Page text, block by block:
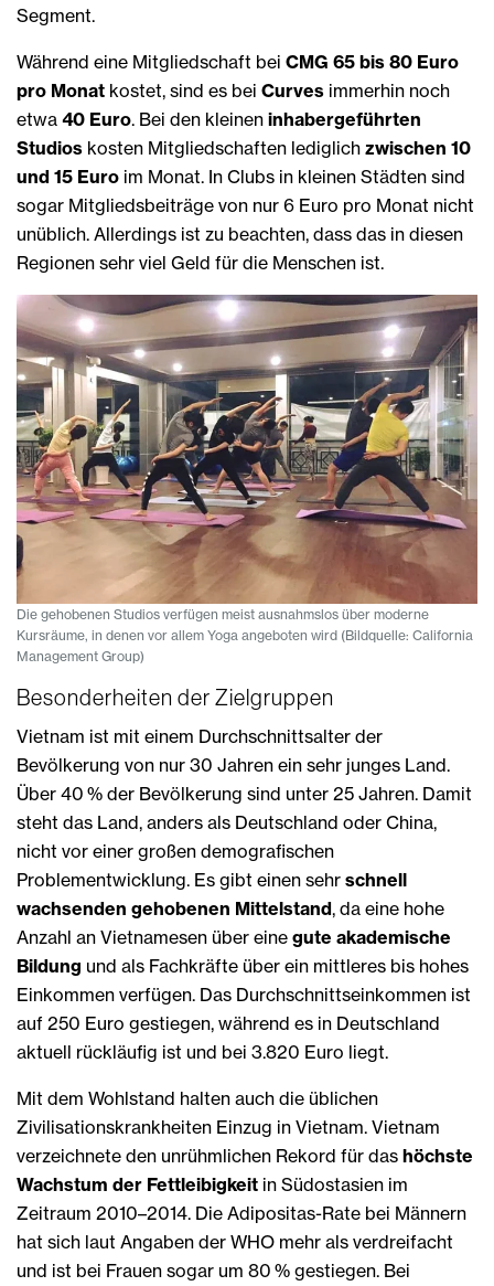
Segment.
Während eine Mitgliedschaft bei CMG 65 bis 80 Euro
pro Monat kostet, sind es bei Curves immerhin noch
etwa 40 Euro. Bei den kleinen inhabergeführten
Studios kosten Mitgliedschaften lediglich zwischen 10
und 15 Euro im Monat. In Clubs in kleinen Städten sind
sogar Mitgliedsbeiträge von nur 6 Euro pro Monat nicht
unüblich. Allerdings ist zu beachten, dass das in diesen
Regionen sehr viel Geld für die Menschen ist.
Die gehobenen Studios verfügen meist ausnahmslos über moderne
Kursräume, in denen vor allem Yoga angeboten wird (Bildquelle: California
Management Group)
Besonderheiten der Zielgruppen
Vietnam ist mit einem Durchschnittsalter der
Bevölkerung von nur 30 Jahren ein sehr junges Land.
Über 40 % der Bevölkerung sind unter 25 Jahren. Damit
steht das Land, anders als Deutschland oder China,
nicht vor einer großen demografischen
Problementwicklung. Es gibt einen sehr schnell
wachsenden gehobenen Mittelstand, da eine hohe
Anzahl an Vietnamesen über eine gute akademische
Bildung und als Fachkräfte über ein mittleres bis hohes
Einkommen verfügen. Das Durchschnittseinkommen ist
auf 250 Euro gestiegen, während es in Deutschland
aktuell rückläufig ist und bei 3.820 Euro liegt.
Mit dem Wohlstand halten auch die üblichen
Zivilisationskrankheiten Einzug in Vietnam. Vietnam
verzeichnete den unrühmlichen Rekord für das höchste
Wachstum der Fettleibigkeit in Südostasien im
Zeitraum 2010–2014. Die Adipositas-Rate bei Männern
hat sich laut Angaben der WHO mehr als verdreifacht
und ist bei Frauen sogar um 80 % gestiegen. Bei